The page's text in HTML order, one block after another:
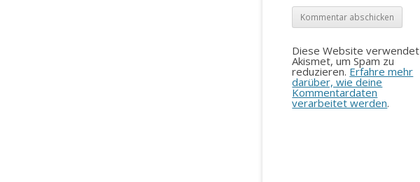
Diese Website verwendet
Akismet, um Spam zu
reduzieren. Erfahre mehr
darüber, wie deine
Kommentardaten
verarbeitet werden.